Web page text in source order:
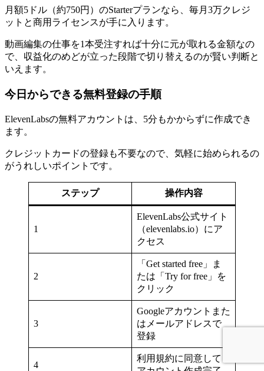
月額5ドル（約750円）のStarterプランなら、毎月3万クレジ
ットと商用ライセンスが手に入ります。
動画編集の仕事を1本受注すれば十分に元が取れる金額なの
で、収益化のめどが立った段階で切り替えるのが賢い判断と
いえます。
今日からできる無料登録の手順
ElevenLabsの無料アカウントは、5分もかからずに作成でき
ます。
クレジットカードの登録も不要なので、気軽に始められるの
がうれしいポイントです。
ステップ 操作内容
1
ElevenLabs公式サイト
（elevenlabs.io）にア
クセス
2
「Get started free」ま
たは「Try for free」を
クリック
3
Googleアカウントまた
はメールアドレスで
登録
4
利用規約に同意して